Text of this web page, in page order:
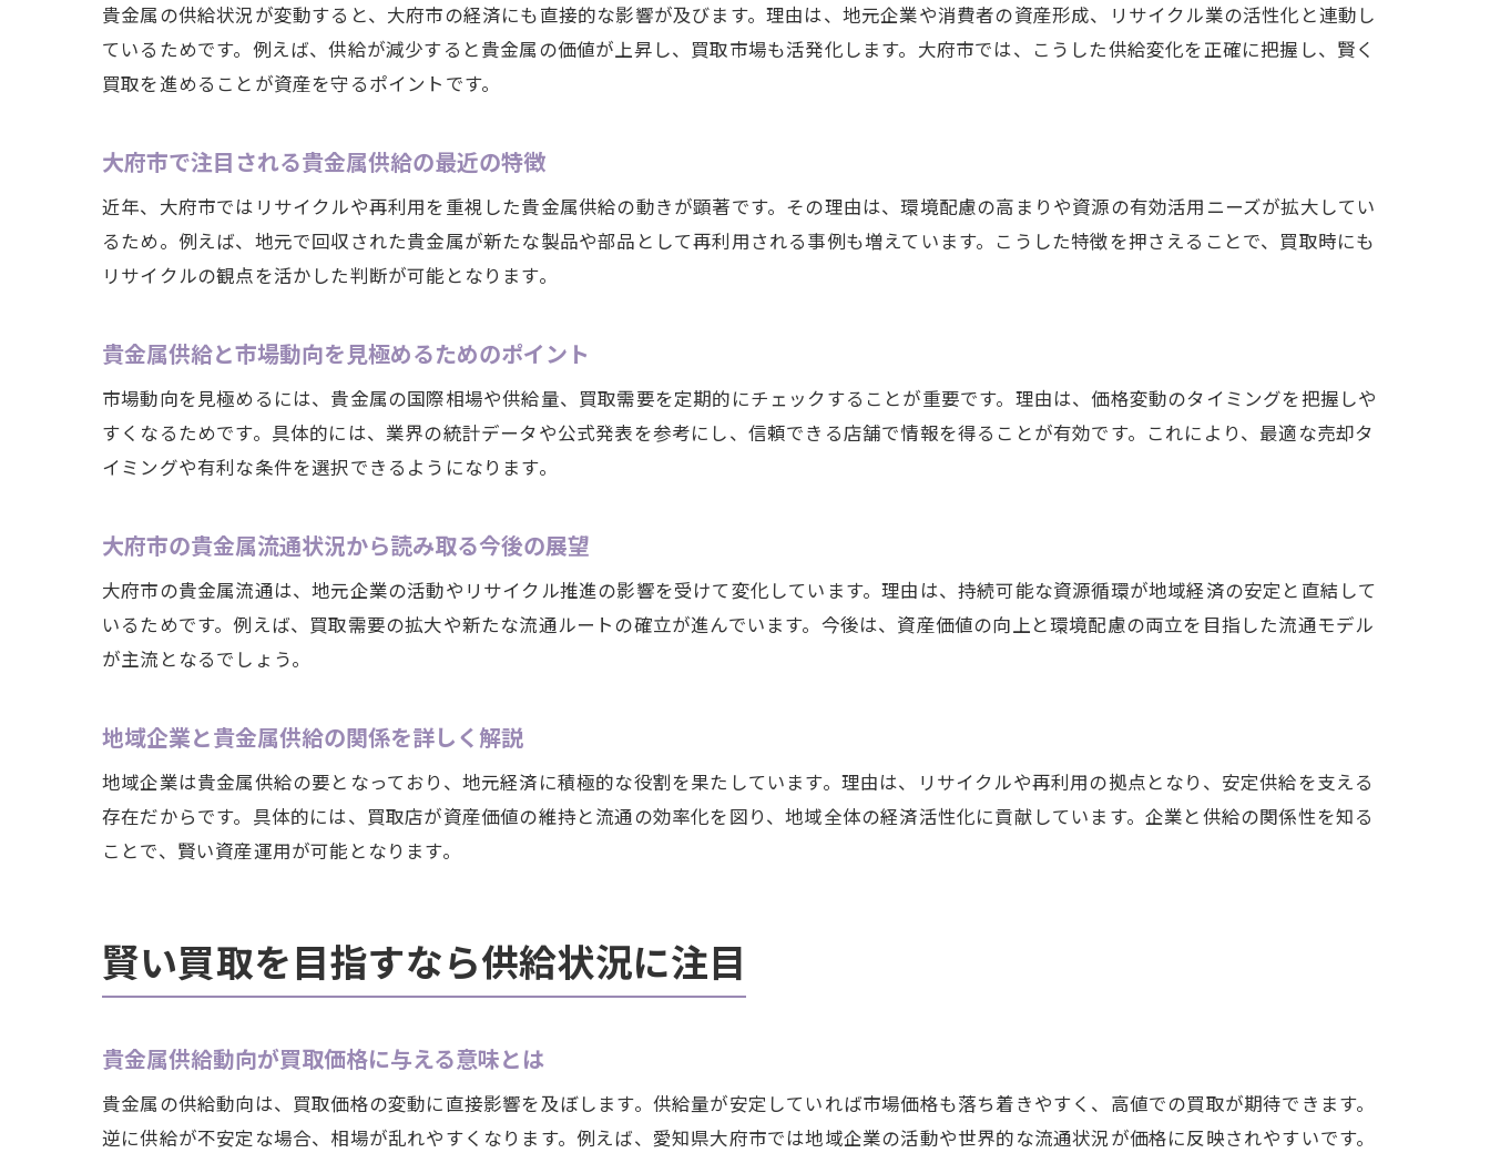
供給情報を活用した貴金属買取のコツを伝授
大府市で失敗しない貴金属買取の考え方
貴金属供給状況を活かした売却タイミングの選び方
査定を有利に進める貴金属のポイントまとめ
貴金属市場の動きが買取価格に反映される理由
大府市の市場環境と貴金属買取の関係を解説
市場変動時に貴金属を売却する際の注意点
タイミング次第で変わる貴金属価値の理由
貴金属の供給とタイミングが価値を左右する仕組み
大府市で最適な貴金属売却時期を見極めるコツ
リサイクル視点で見る貴金属供給の今
貴金属リサイクルが供給に与える役割を考える
貴金属供給と環境配慮の取り組みを解説
大府市で広がる貴金属リサイクルのメリット
貴金属の供給状況が変動すると、大府市の経済にも直接的な影響が及びます。理由は、地元企業や消費者の資産形成、リサイクル業の活性化と連動し
ているためです。例えば、供給が減少すると貴金属の価値が上昇し、買取市場も活発化します。大府市では、こうした供給変化を正確に把握し、賢く
買取を進めることが資産を守るポイントです。
大府市で注目される貴金属供給の最近の特徴
近年、大府市ではリサイクルや再利用を重視した貴金属供給の動きが顕著です。その理由は、環境配慮の高まりや資源の有効活用ニーズが拡大してい
るため。例えば、地元で回収された貴金属が新たな製品や部品として再利用される事例も増えています。こうした特徴を押さえることで、買取時にも
リサイクルの観点を活かした判断が可能となります。
貴金属供給と市場動向を見極めるためのポイント
市場動向を見極めるには、貴金属の国際相場や供給量、買取需要を定期的にチェックすることが重要です。理由は、価格変動のタイミングを把握しや
すくなるためです。具体的には、業界の統計データや公式発表を参考にし、信頼できる店舗で情報を得ることが有効です。これにより、最適な売却タ
イミングや有利な条件を選択できるようになります。
大府市の貴金属流通状況から読み取る今後の展望
大府市の貴金属流通は、地元企業の活動やリサイクル推進の影響を受けて変化しています。理由は、持続可能な資源循環が地域経済の安定と直結して
いるためです。例えば、買取需要の拡大や新たな流通ルートの確立が進んでいます。今後は、資産価値の向上と環境配慮の両立を目指した流通モデル
が主流となるでしょう。
地域企業と貴金属供給の関係を詳しく解説
地域企業は貴金属供給の要となっており、地元経済に積極的な役割を果たしています。理由は、リサイクルや再利用の拠点となり、安定供給を支える
存在だからです。具体的には、買取店が資産価値の維持と流通の効率化を図り、地域全体の経済活性化に貢献しています。企業と供給の関係性を知る
ことで、賢い資産運用が可能となります。
賢い買取を目指すなら供給状況に注目
貴金属供給動向が買取価格に与える意味とは
貴金属の供給動向は、買取価格の変動に直接影響を及ぼします。供給量が安定していれば市場価格も落ち着きやすく、高値での買取が期待できます。
逆に供給が不安定な場合、相場が乱れやすくなります。例えば、愛知県大府市では地域企業の活動や世界的な流通状況が価格に反映されやすいです。